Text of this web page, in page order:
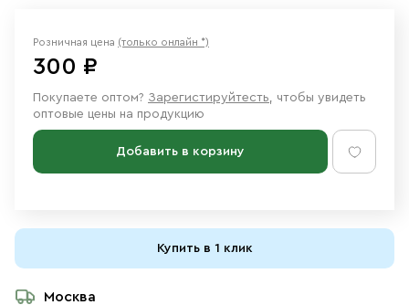
Розничная цена (только онлайн *)
300 ₽
Покупаете оптом? Зарегистируйтесть, чтобы увидеть
оптовые цены на продукцию
Добавить в корзину
Купить в 1 клик
Москва